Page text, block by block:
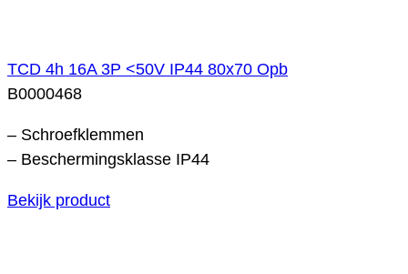
TCD 4h 16A 3P <50V IP44 80x70 Opb
B0000468
– Schroefklemmen
– Beschermingsklasse IP44
Bekijk product